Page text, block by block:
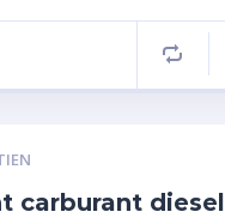
carburant diesel